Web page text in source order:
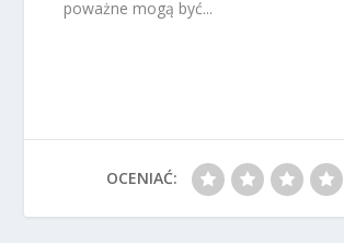
poważne mogą być...
OCENIAĆ: